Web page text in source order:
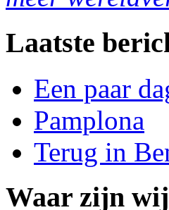
Laatste
Een paar
Pamplona
Terug in
Waar zijn wij